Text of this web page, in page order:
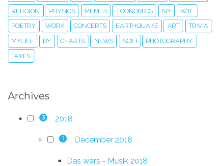
RELIGION PHYSICS MEMES ECONOMICS NY WTF
POETRY WORK CONCERTS EARTHQUAKE ART TRIVIA
MYLIFE BY CHARTS NEWS SCIFI PHOTOGRAPHY
TAXES
Archives
3 2018
1 December 2018
Das wars - Musik 2018